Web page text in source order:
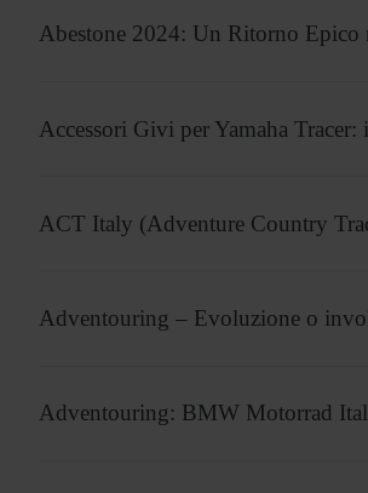
Abestone 2024: Un Ritorno
Accessori Givi per Yamaha
ACT Italy (Adventure Country
Adventouring – Evoluzione o
Adventouring: BMW Motorrad